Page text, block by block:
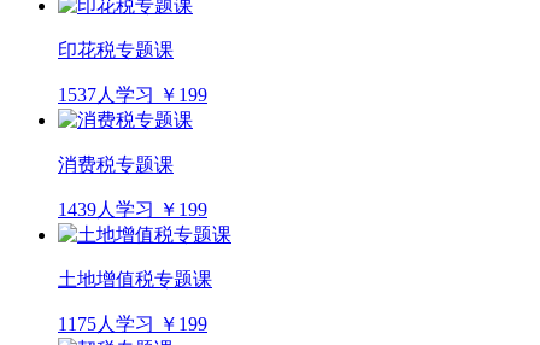
印花税专题课
1537人学习 ￥199
消费税专题课
1439人学习 ￥199
土地增值税专题课
1175人学习 ￥199